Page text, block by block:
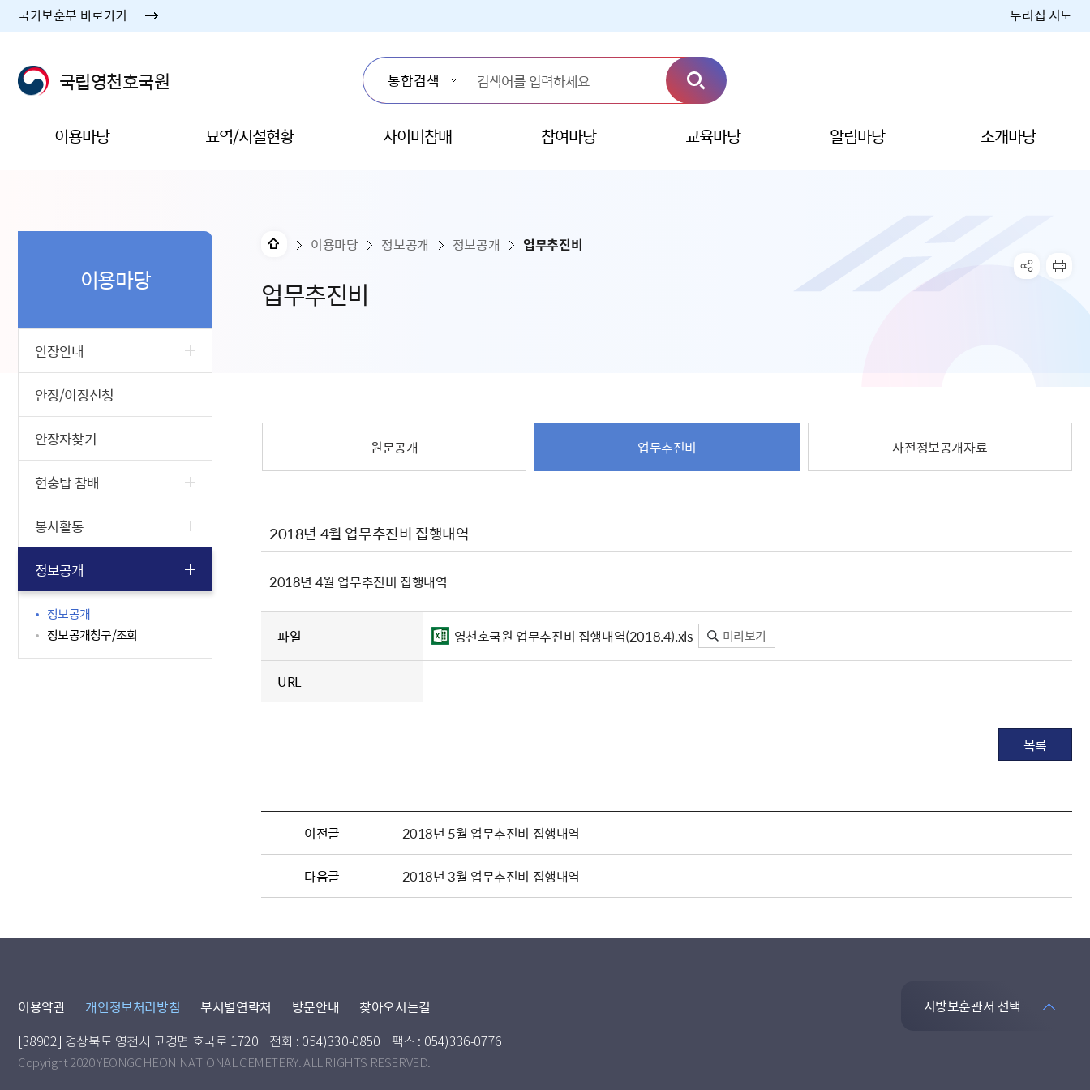
국가보훈부 바로가기 누리집 지도
국립영천호국원
이용마당 묘역/시설현황 사이버참배 참여마당 교육마당 알림마당 소개마당
업무추진비
이용마당 정보공개 정보공개 업무추진비
이용마당
안장안내
안장/이장신청
안장자찾기
현충탑 참배
봉사활동
정보공개
정보공개
정보공개청구/조회
원문공개 업무추진비 사전정보공개자료
2018년 4월 업무추진비 집행내역
2018년 4월 업무추진비 집행내역
파일 영천호국원 업무추진비 집행내역(2018.4).xls 미리보기
URL
목록
이전글 2018년 5월 업무추진비 집행내역
다음글 2018년 3월 업무추진비 집행내역
이용약관 개인정보처리방침 부서별연락처 방문안내 찾아오시는길
[38902] 경상북도 영천시 고경면 호국로 1720 전화 : 054)330-0850
팩스 : 054)336-0776
Copyright 2020 YEONGCHEON NATIONAL CEMETERY. ALL RIGHTS RESERVED.
지방보훈관서 선택